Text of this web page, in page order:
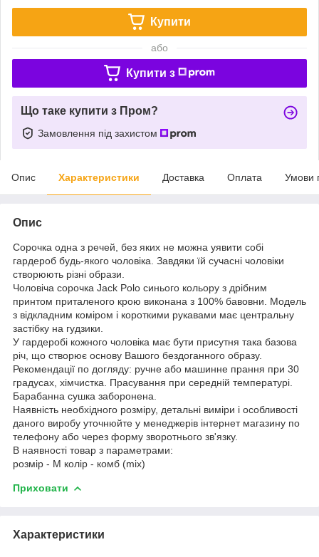
Купити
або
Купити з
Що таке купити з Пром?
Замовлення під захистом
Опис Характеристики Доставка Оплата Умови
Опис
Сорочка одна з речей, без яких не можна уявити собі
гардероб будь-якого чоловіка. Завдяки їй сучасні чоловіки
створюють різні образи.
Чоловіча сорочка Jack Polo синього кольору з дрібним
принтом приталеного крою виконана з 100% бавовни. Модель
з відкладним коміром і короткими рукавами має центральну
застібку на гудзики.
У гардеробі кожного чоловіка має бути присутня така базова
річ, що створює основу Вашого бездоганного образу.
Рекомендації по догляду: ручне або машинне прання при 30
градусах, хімчистка. Прасування при середній температурі.
Барабанна сушка заборонена.
Наявність необхідного розміру, детальні виміри і особливості
даного виробу уточнюйте у менеджерів інтернет магазину по
телефону або через форму зворотнього зв'язку.
В наявності товар з параметрами:
розмір - M колір - комб (mix)
Приховати
Характеристики